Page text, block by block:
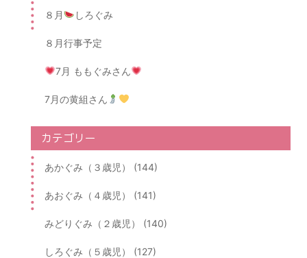
８月 しろぐみ
８月行事予定
7月 ももぐみさん
7月の黄組さん
カテゴリー
あかぐみ（３歳児） (144)
あおぐみ（４歳児） (141)
みどりぐみ（２歳児） (140)
しろぐみ（５歳児） (127)